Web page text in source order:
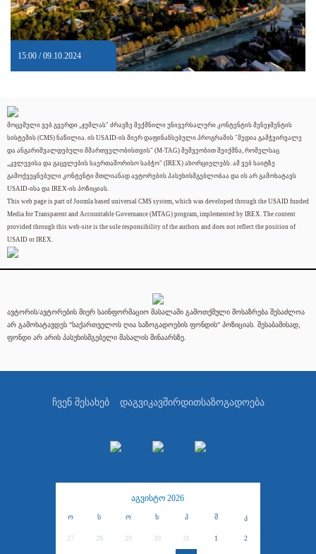
15:00 / 09.10.2024
მოცემული ვებ გვერდი „ჯუმლას" ძრავზე შექმნილი უნივერსალური კონტენტის მენეჯმენტის
სისტემის (CMS) ნაწილია. ის USAID-ის მიერ დაფინანსებული პროგრამის "მედია გამჭვირვალე
და ანგარიშვალდებული მმართველობისთვის" (M-TAG) მეშვეობით შეიქმნა, რომელსაც
„კვლევისა და გაცვლების საერთაშორისო საბჭო" (IREX) ახორციელებს. ამ ვებ საიტზე
გამოქვეყნებული კონტენტი მთლიანად ავტორების პასუხისმგებლობაა და ის არ გამოხატავს
USAID-ისა და IREX-ის პოზიციას.
This web page is part of Joomla based universal CMS system, which was developed through the USAID funded
Media for Transparent and Accountable Governance (MTAG) program, implemented by IREX. The content
provided through this web-site is the sole responsibility of the authors and does not reflect the position of
USAID or IREX.
ავტორის/ავტორების მიერ საინფორმაციო მასალაში გამოთქმული მოსაზრება შესაძლოა
არ გამოხატავდეს "საქართველოს ღია საზოგადოების ფონდის" პოზიციას. შესაბამისად,
ფონდი არ არის პასუხისმგებელი მასალის შინაარსზე.
ჩვენ შესახებ დაგვიკავშირდითსაზოგადოება
აგვისტო 2026
ო ს ო ხ პ შ კ
27 28 29 30 31 1 2